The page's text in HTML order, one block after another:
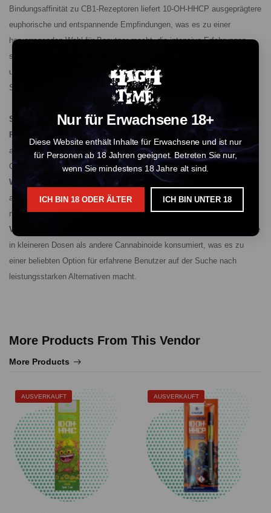
Nur für Erwachsene 18+
Diese Website enthält Inhalte für Erwachsene und ist nur
für Personen ab 18 Jahren geeignet. Betreten Sie nur,
wenn Sie mindestens 18 Jahre alt sind.
ICH BIN 18 ODER ÄLTER ICH BIN UNTER 18
Bindungsaffinität zu CB1-Rezeptoren liefert 10-OH-HHCP ausgeprägtere
euphorische und entspannende Empfindungen, was es zu einer
hervorragenden Wahl für Benutzer macht, die intensive Erfahrungen
suchen. Dieses Cannabinoid ist besonders vorteilhaft für Stressabbau
und tiefe Entspannung, oft für den abendlichen Gebrauch oder vor dem
Schlafengehen bevorzugt.
Schlüsselmerkmale:
Potenz:
10-OH-HHCP ist hochpotent, deutlich stärker als THCP,
aufgrund seiner erhöhten Bindungsaffinität zu CB1-Rezeptoren im
Gehirn.
Wirkungen:
Benutzer berichten von intensiveren und länger
anhaltenden Effekten im Vergleich zu THCP, oft mit tiefer Entspannung
neben starker Euphorie.
Verwendung:
Aufgrund seiner Potenz wird 10-OH-HHCP typischerweise
in kleineren Dosen als andere Cannabinoide konsumiert, was es zu
einer beliebten Option für erfahrene Benutzer auf der Suche nach
leistungsstarken Alternativen macht.
More Products From This Vendor
More Products
AUSVERKAUFT AUSVERKAUFT